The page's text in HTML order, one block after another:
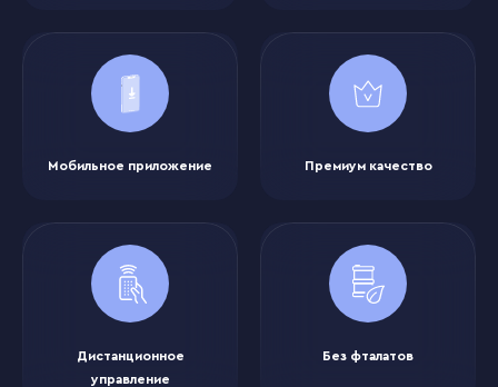
Мобильное приложение Премиум качество
Дистанционное
управление
Без фталатов